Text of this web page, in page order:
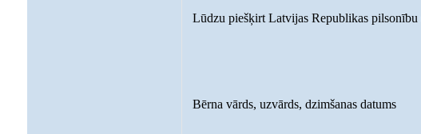
Lūdzu piešķirt Latvijas Republikas
Bērna vārds, uzvārds, dzimšanas datums